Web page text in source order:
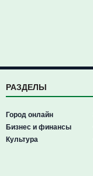
РАЗДЕЛЫ
Город онлайн
Бизнес и финансы
Культура